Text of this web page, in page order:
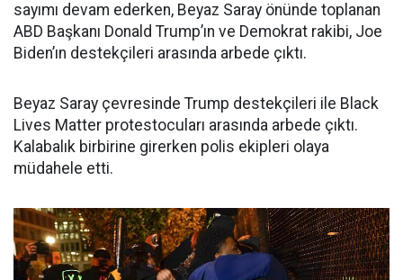
sayımı devam ederken, Beyaz Saray önünde toplanan
ABD Başkanı Donald Trump’ın ve Demokrat rakibi, Joe
Biden’ın destekçileri arasında arbede çıktı.
Beyaz Saray çevresinde Trump destekçileri ile Black
Lives Matter protestocuları arasında arbede çıktı.
Kalabalık birbirine girerken polis ekipleri olaya
müdahele etti.